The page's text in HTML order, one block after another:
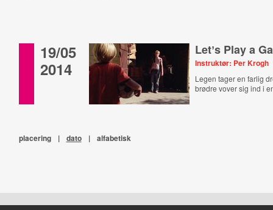
19/05
2014
Letʼs Play a
Instruktør: Per Krogh
Legen tager en farlig
brødre vover sig ind i
placering | dato | alfabetisk